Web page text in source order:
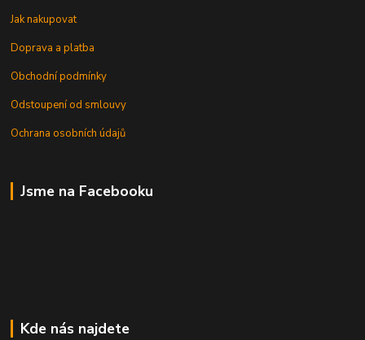
Jak nakupovat
Doprava a platba
Obchodní podmínky
Odstoupení od smlouvy
Ochrana osobních údajů
Jsme na Facebooku
Kde nás najdete